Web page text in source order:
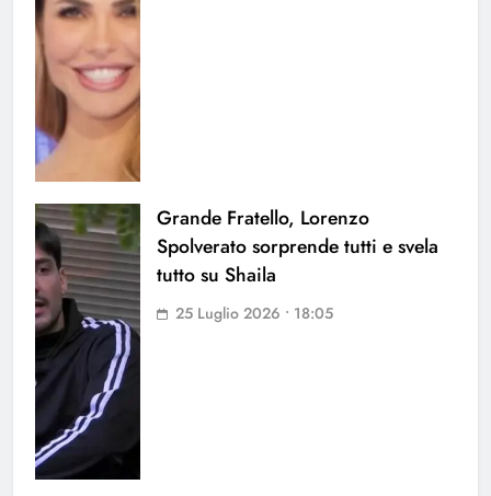
Grande Fratello, Lorenzo
Spolverato sorprende tutti e svela
tutto su Shaila
25 Luglio 2026 • 18:05